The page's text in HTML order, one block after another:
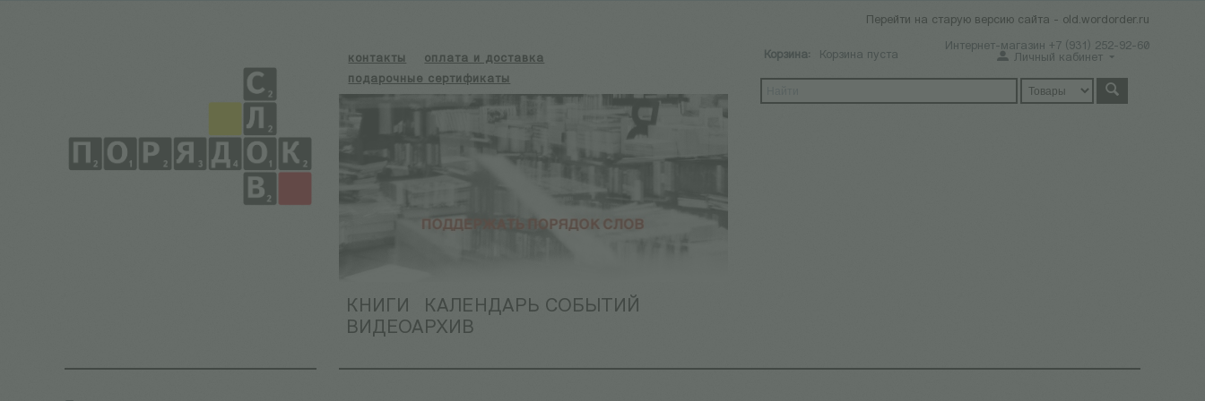
Перейти на старую версию сайта - old.wordorder.ru
Интернет-магазин +7 (931) 252-92-60
контакты
оплата и доставка
подарочные сертификаты
КНИГИ
КАЛЕНДАРЬ СОБЫТИЙ
ВИДЕОАРХИВ
Корзина: Корзина пуста Личный кабинет